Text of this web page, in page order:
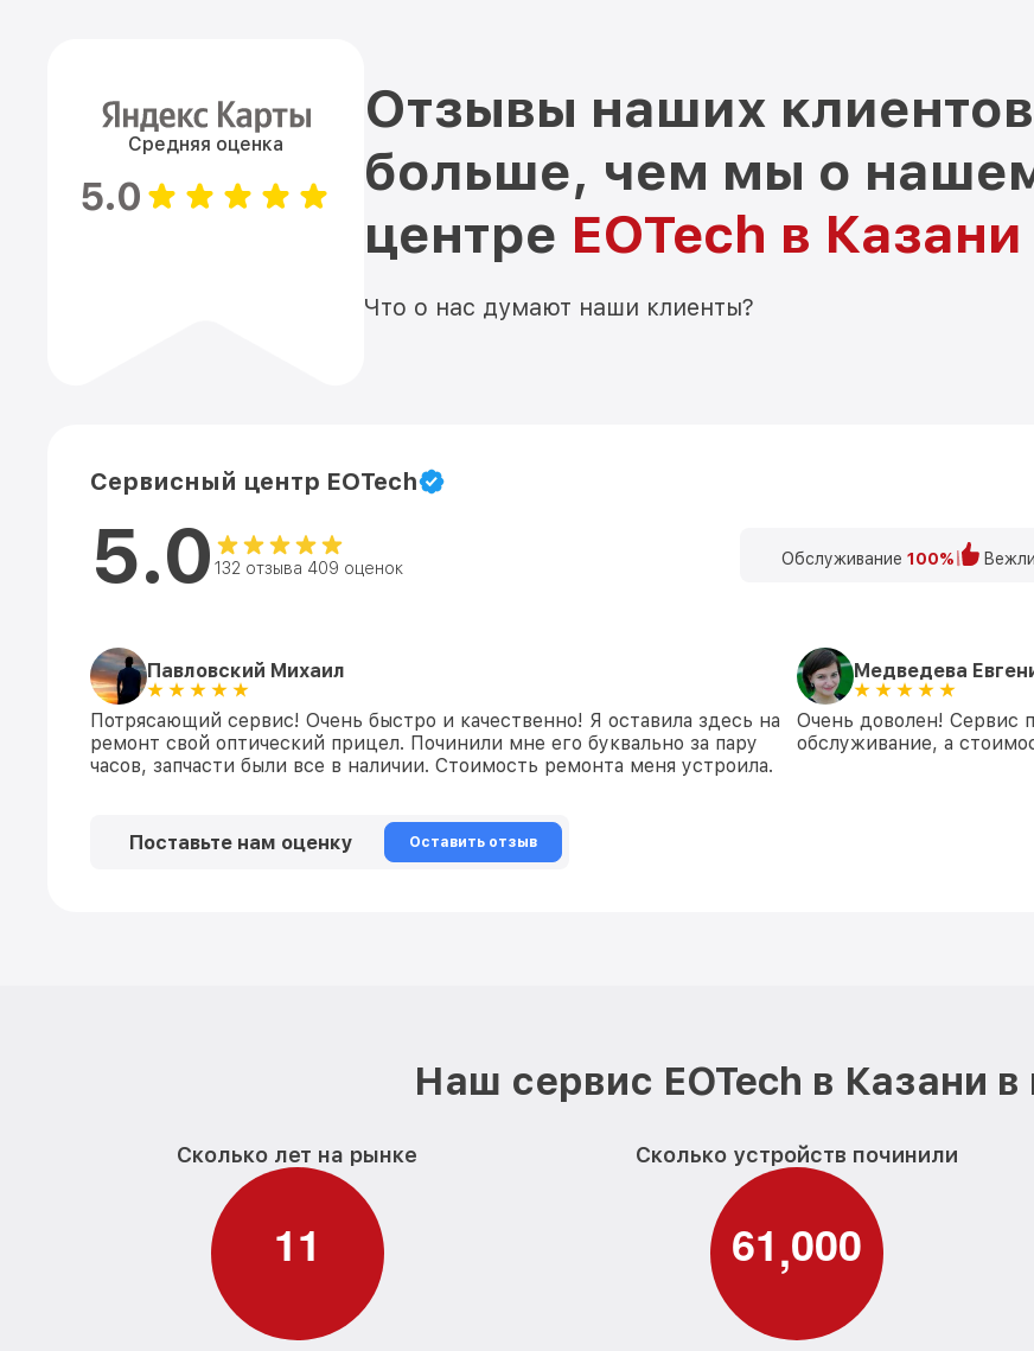
Средняя оценка
5.0
Отзывы наших
больше, чем мы о
центре EOTech в Казани
Что о нас думают наши клиенты?
Сервисный центр EOTech
5.0 132 отзыва 409 оценок Обслуживание 100%
Павловский Михаил
Потрясающий сервис! Очень быстро и качественно! Я оставила здесь на
ремонт свой оптический прицел. Починили мне его буквально за пару
часов, запчасти были все в наличии. Стоимость ремонта меня устроила.
Медведева
Очень доволен! Сервис
обслуживание, а
Поставьте нам оценку Оставить отзыв
Наш сервис EOTech в Казани
Сколько лет на рынке
11
Сколько устройств починили
61,000